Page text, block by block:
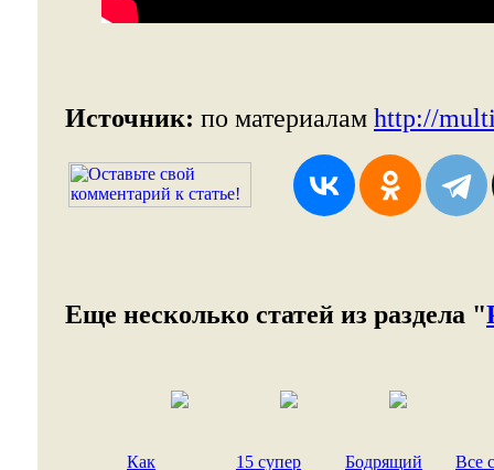
Источник: по материалам http://
Еще несколько статей из раздела "
Как
15 супер
Бодрящий
Все